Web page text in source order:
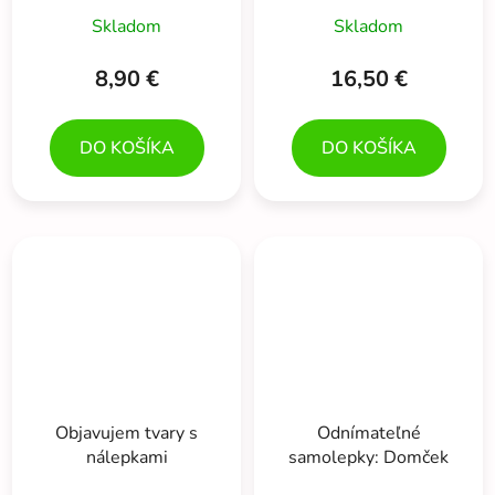
(2 scény 50+ ks)
Skladom
8,90 €
DO KOŠÍKA
Skladom
16,50 €
DO KOŠÍKA
Objavujem tvary s
nálepkami
Odnímateľné
samolepky: Domček